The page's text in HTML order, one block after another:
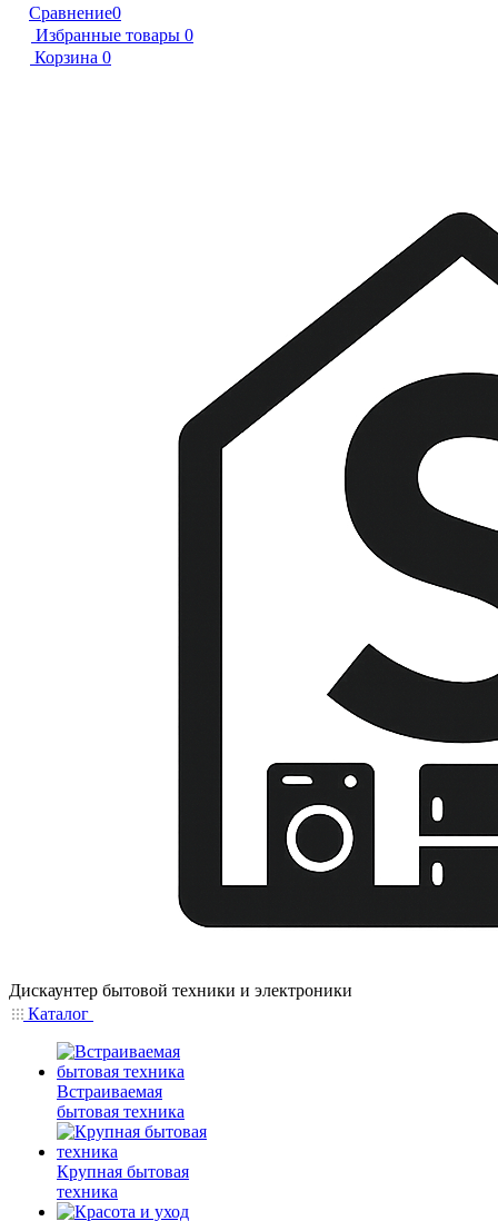
Сравнение0
Избранные товары 0
Корзина 0
Дискаунтер бытовой техники и электроники
Каталог
Встраиваемая
бытовая техника
Крупная бытовая
техника